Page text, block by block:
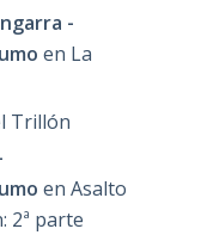
-
en La
Trillón
en Asalto
2ª parte